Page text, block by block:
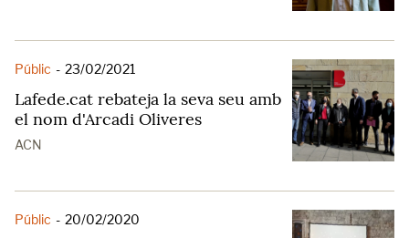
Públic - 23/02/2021
Lafede.cat rebateja la seva seu amb
el nom d'Arcadi Oliveres
ACN
Públic - 20/02/2020